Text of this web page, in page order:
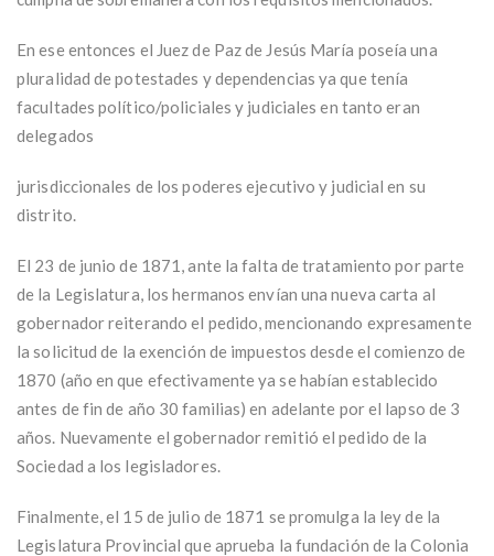
En ese entonces el Juez de Paz de Jesús María poseía una
pluralidad de potestades y dependencias ya que tenía
facultades político/policiales y judiciales en tanto eran
delegados
jurisdiccionales de los poderes ejecutivo y judicial en su
distrito.
El 23 de junio de 1871, ante la falta de tratamiento por parte
de la Legislatura, los hermanos envían una nueva carta al
gobernador reiterando el pedido, mencionando expresamente
la solicitud de la exención de impuestos desde el comienzo de
1870 (año en que efectivamente ya se habían establecido
antes de fin de año 30 familias) en adelante por el lapso de 3
años. Nuevamente el gobernador remitió el pedido de la
Sociedad a los legisladores.
Finalmente, el 15 de julio de 1871 se promulga la ley de la
Legislatura Provincial que aprueba la fundación de la Colonia